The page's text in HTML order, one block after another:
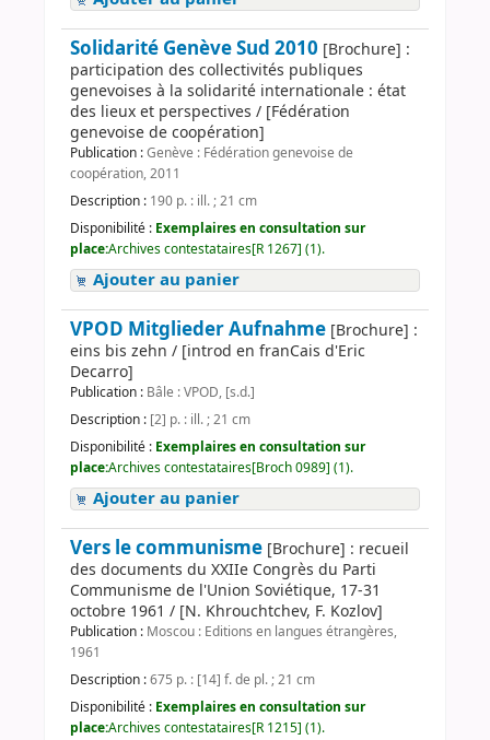
Solidarité Genève Sud 2010 [Brochure] :
participation des collectivités publiques
genevoises à la solidarité internationale : état
des lieux et perspectives / [Fédération
genevoise de coopération]
Publication :Genève : Fédération genevoise de
coopération, 2011
Description : 190 p. : ill. ; 21 cm
Disponibilité : Exemplaires en consultation sur
place:Archives contestataires[R 1267] (1).
Ajouter au panier
VPOD Mitglieder Aufnahme [Brochure] :
eins bis zehn / [introd en franCais d'Eric
Decarro]
Publication : Bâle : VPOD, [s.d.]
Description : [2] p. : ill. ; 21 cm
Disponibilité : Exemplaires en consultation sur
place:Archives contestataires[Broch 0989] (1).
Ajouter au panier
Vers le communisme [Brochure] : recueil
des documents du XXIIe Congrès du Parti
Communisme de l'Union Soviétique, 17-31
octobre 1961 / [N. Khrouchtchev, F. Kozlov]
Publication : Moscou : Editions en langues étrangères,
1961
Description :675 p. : [14] f. de pl. ; 21 cm
Disponibilité : Exemplaires en consultation sur
place:Archives contestataires[R 1215] (1).